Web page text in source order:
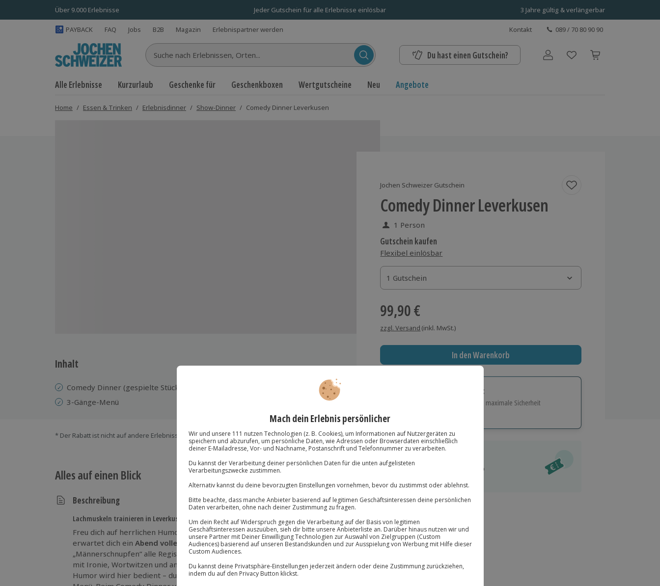
Über 9.000 Erlebnisse Jeder Gutschein für alle Erlebnisse einlösbar 3 Jahre gültig & verlängerbar
PAYBACK FAQ Jobs B2B Magazin Erlebnispartner werden Kontakt 089 / 70 80 90 90
Suche nach Erlebnissen... Du hast einen Gutschein? Benutzerkonto
Alle Erlebnisse Kurzurlaub Geschenke für Geschenkboxen Wertgutscheine Neu Angebote
Home / Essen & Trinken / Erlebnisdinner / Show-Dinner / Comedy Dinner Leverkusen
Jochen Schweizer Gutschein
Comedy Dinner Leverkusen
1 Person
Gutschein kaufen
Flexibel einlösbar
1 Gutschein
1 Gutschein
1 Gutschein
99,90 €
zzgl. Versand (inkl. MwSt.)
In den Warenkorb
Immer das richtige Geschenk:
Große Auswahl, volle Flexibilität und maximale Sicherheit
Über 9.000 Erlebnisse.
Volle Flexibilität
Jeder Gutschein für alle Erlebnisse einlösbar.
3 Jahre gültig & verlängerbar.
Direktabzug im Warenkorb
Inhalt
Comedy Dinner (gespielte Stücke variieren)
3-Gänge-Menü
* Der Rabatt ist nicht auf andere Erlebnisse bei der Einlösung übertragbar. Details
Alles auf einen Blick
Beschreibung
Lachmuskeln trainieren in Leverkusen
Freu dich auf herrlichen Humor beim Comedy Dinner in Leverkusen. Dort
erwartet dich ein Abend voller Lacher: 3 Stunden lang zieht das Programm
„Männerschnupfen“ alle Register. Dabei serviert er ein Stück, das gefüllt ist
mit Ironie, Wortwitzen und amüsanten Szenen! Aber nicht nur dein Sinn für
Humor wird hier bedient – du genießt außerdem ein köstliches 3-Gänge-